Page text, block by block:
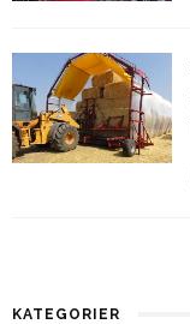
KATEGORIER